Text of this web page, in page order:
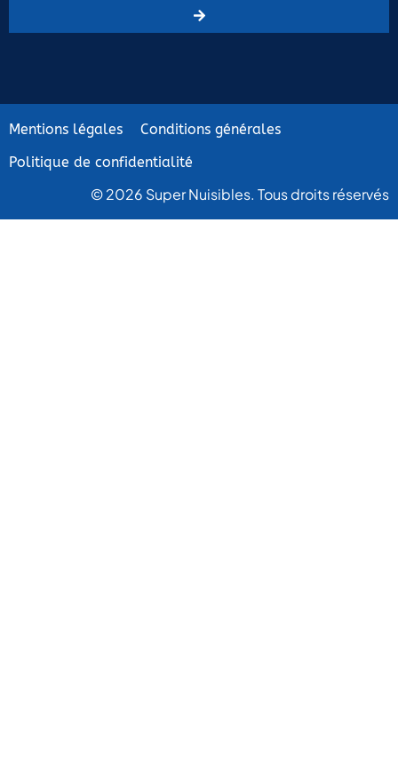
Mentions légales
Conditions générales
Politique de confidentialité
© 2026 Super Nuisibles. Tous droits réservés